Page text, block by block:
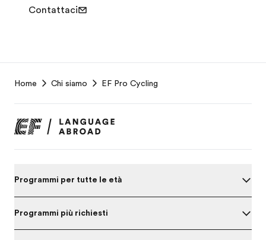
Contattaci
Footer
Home Chi siamo EF Pro Cycling
Programmi per tutte le età
Programmi più richiesti